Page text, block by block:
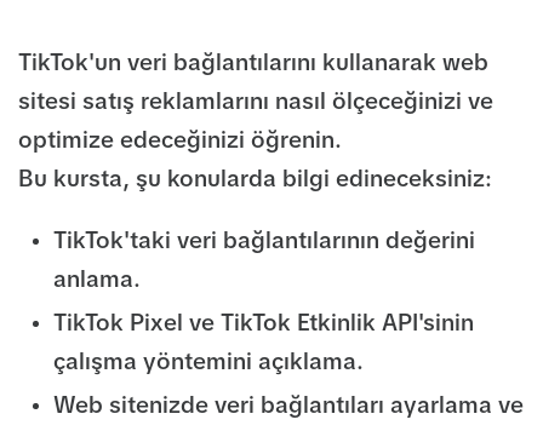
TikTok'un veri bağlantılarını kullanarak web
sitesi satış reklamlarını nasıl ölçeceğinizi ve
optimize edeceğinizi öğrenin.
Bu kursta, şu konularda bilgi edineceksiniz:
TikTok'taki veri bağlantılarının değerini
anlama.
TikTok Pixel ve TikTok Etkinlik API'sinin
çalışma yöntemini açıklama.
Web sitenizde veri bağlantıları ayarlama ve